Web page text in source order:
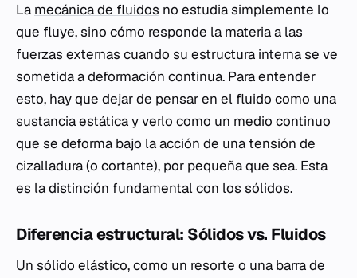
La mecánica de fluidos no estudia simplemente lo
que fluye, sino cómo responde la materia a las
fuerzas externas cuando su estructura interna se ve
sometida a deformación continua. Para entender
esto, hay que dejar de pensar en el fluido como una
sustancia estática y verlo como un medio continuo
que se deforma bajo la acción de una tensión de
cizalladura (o cortante), por pequeña que sea. Esta
es la distinción fundamental con los sólidos.
Diferencia estructural: Sólidos vs. Fluidos
Un sólido elástico, como un resorte o una barra de